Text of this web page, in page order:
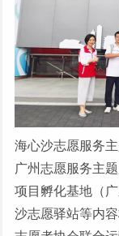
海心沙志愿服务
广州志愿服务主
项目孵化基地（
沙志愿驿站等内